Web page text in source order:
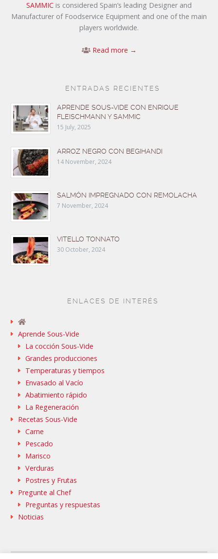
SAMMIC is considered Spain’s leading Designer and
Manufacturer of Foodservice Equipment and one of the main
players worldwide.
Read more →
ENTRADAS RECIENTES
APRENDE SOUS-VIDE CON ENRIQUE
FLEISCHMANN Y SAMMIC
15 July, 2025
ARROZ NEGRO CON BEGIHANDI
14 November, 2024
SALMÓN IMPREGNADO CON REMOLACHA
7 November, 2024
VITELLO TONNATO
30 October, 2024
ENLACES DE INTERÉS
Aprende Sous-Vide
La cocción Sous-Vide
Grandes producciones
Temperaturas y tiempos
Envasado al Vacío
Abatimiento rápido
La Regeneración
Recetas Sous-Vide
Carne
Pescado
Marisco
Verduras
Postres y Frutas
Pregunte al Chef
Preguntas y respuestas
Noticias